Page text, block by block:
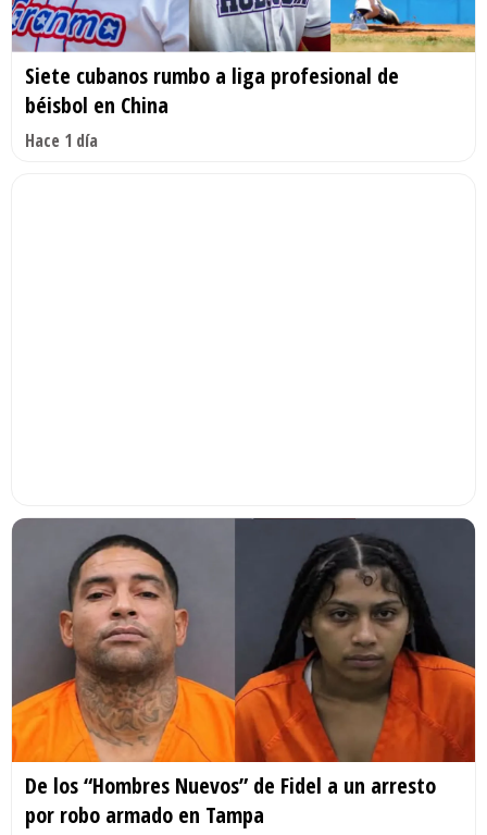
Siete cubanos rumbo a liga profesional de
béisbol en China
Hace 1 día
De los “Hombres Nuevos” de Fidel a un arresto
por robo armado en Tampa